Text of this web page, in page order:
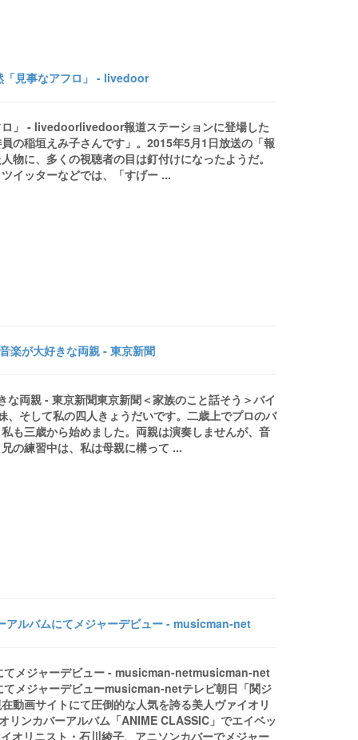
「見事なアフロ」 - livedoor
」 - livedoorlivedoor報道ステーションに登場した
の稲垣えみ子さんです」。2015年5月1日放送の「報
に、多くの視聴者の目は釘付けになったようだ。
イッターなどでは、「すげー ...
楽が大好きな両親 - 東京新聞
両親 - 東京新聞東京新聞＜家族のこと話そう＞バイ
そして私の四人きょうだいです。二歳上でプロのバ
も三歳から始めました。両親は演奏しませんが、音
の練習中は、私は母親に構って ...
アルバムにてメジャーデビュー - musicman-net
てメジャーデビュー - musicman-netmusicman-net
メジャーデビューmusicman-netテレビ朝日「関ジ
動画サイトにて圧倒的な人気を誇る美人ヴァイオリ
リンカバーアルバム「ANIME CLASSIC」でエイベッ
オリニスト・石川綾子、アニソンカバーでメジャー